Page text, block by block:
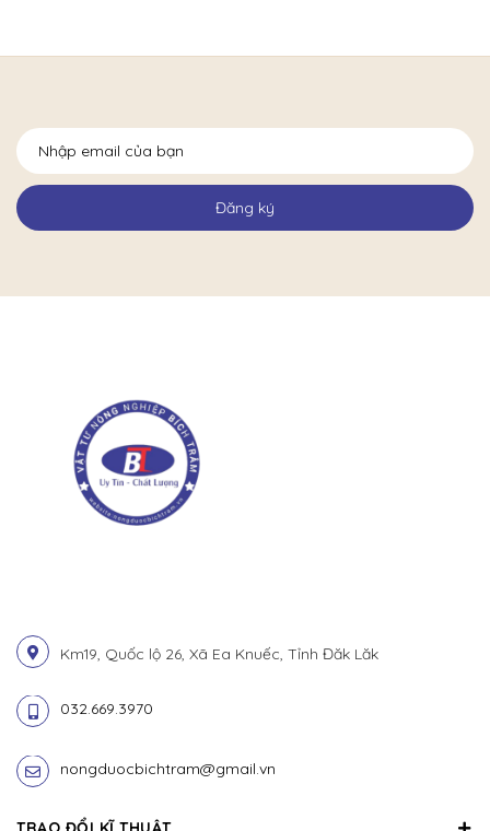
Đăng ký
Km19, Quốc lộ 26, Xã Ea Knuếc, Tỉnh Đăk Lăk
032.669.3970
nongduocbichtram@gmail.vn